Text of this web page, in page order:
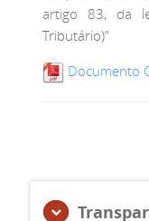
artigo 83, da
Tributário)”
Documento